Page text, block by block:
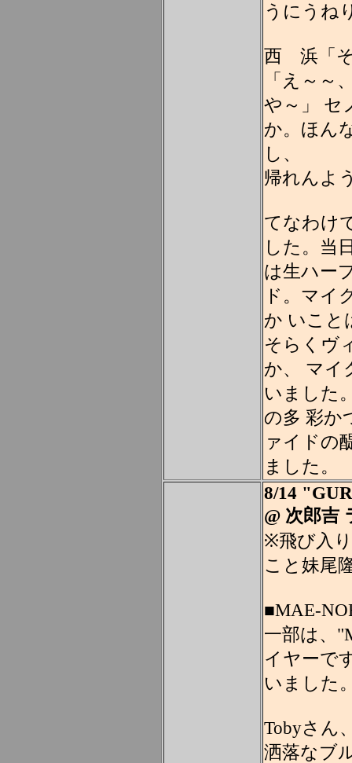
うにうね
西 浜「
「え～～
や～」 セ
か。ほん
し、 出
帰れんよ
てなわけ
した。当
は生ハー
ド。マイ
か いこと
そらくヴ
か、 マイ
いました
の多 彩か
ァイドの
ました。
8/14
@ 次郎吉
※飛び入
こと妹尾
■MAE-
一部は、
イヤーで
いました
Tobyさん
洒落なブ